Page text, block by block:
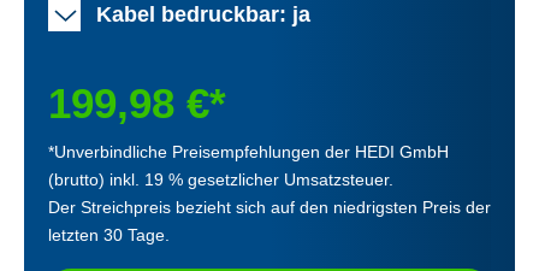
Kabel bedruckbar: ja
199,98 €*
*Unverbindliche Preisempfehlungen der HEDI GmbH
(brutto) inkl. 19 % gesetzlicher Umsatzsteuer.
Der Streichpreis bezieht sich auf den niedrigsten Preis der
letzten 30 Tage.